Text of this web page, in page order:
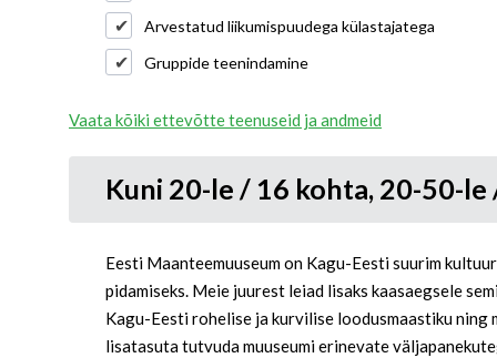
Arvestatud liikumispuudega külastajatega
Gruppide teenindamine
Vaata kõiki ettevõtte teenuseid ja andmeid
Kuni 20-le / 16 kohta, 20-50-
Eesti Maanteemuuseum on Kagu-Eesti suurim
pidamiseks. Meie juurest leiad lisaks kaasaegsele
Kagu-Eesti rohelise ja kurvilise loodusmaastiku
lisatasuta tutvuda muuseumi erinevate